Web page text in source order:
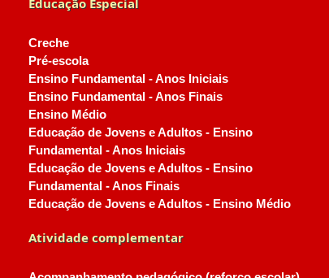
Educação Especial
Creche
Pré-escola
Ensino Fundamental - Anos Iniciais
Ensino Fundamental - Anos Finais
Ensino Médio
Educação de Jovens e Adultos - Ensino
Fundamental - Anos Iniciais
Educação de Jovens e Adultos - Ensino
Fundamental - Anos Finais
Educação de Jovens e Adultos - Ensino Médio
Atividade complementar